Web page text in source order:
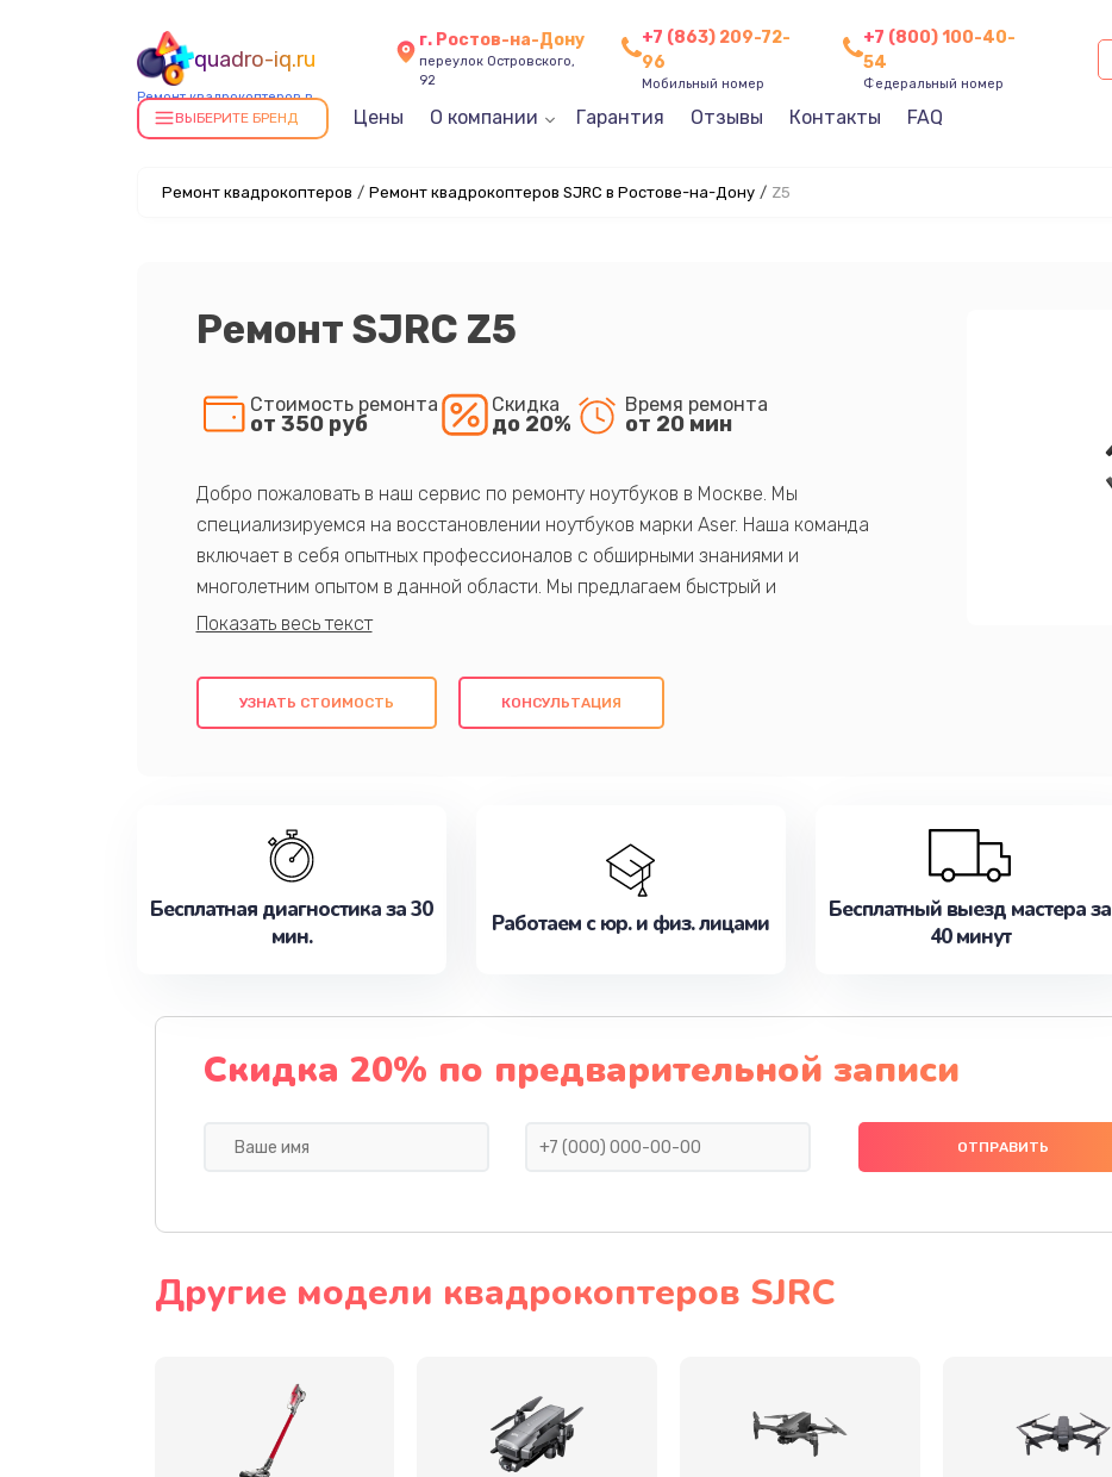
quadro-iq.ru
Ремонт квадрокоптеров в
Ростове-на-Дону
г. Ростов-на-Дону
переулок Островского,
92
+7 (863) 209-72-
96
Мобильный номер
+7 (800) 100-40-
54
Федеральный номер
ВЫБЕРИТЕ БРЕНД Цены О компании Гарантия Отзывы Контакты FAQ
Ремонт квадрокоптеров / Ремонт квадрокоптеров SJRC в Ростове-на-Дону / Z5
Ремонт SJRC Z5
Стоимость ремонта
от 350 руб
Скидка
до 20%
Время ремонта
от 20 мин
Добро пожаловать в наш сервис по ремонту ноутбуков в Москве. Мы
специализируемся на восстановлении ноутбуков марки Aser. Наша команда
включает в себя опытных профессионалов с обширными знаниями и
многолетним опытом в данной области. Мы предлагаем быстрый и
качественный ремонт с использованием оригинальных компонентов, а также
клиентам надежное и профессиональное обслуживание, удовлетворяя их
потребности наилучшим образом. Не медлите записаться на ремонт уже
УЗНАТЬ СТОИМОСТЬ КОНСУЛЬТАЦИЯ
Бесплатная диагностика за 30
мин.
Работаем с юр. и физ. лицами
Бесплатный выезд мастера за
40 минут
Скидка 20% по предварительной записи
Другие модели квадрокоптеров SJRC